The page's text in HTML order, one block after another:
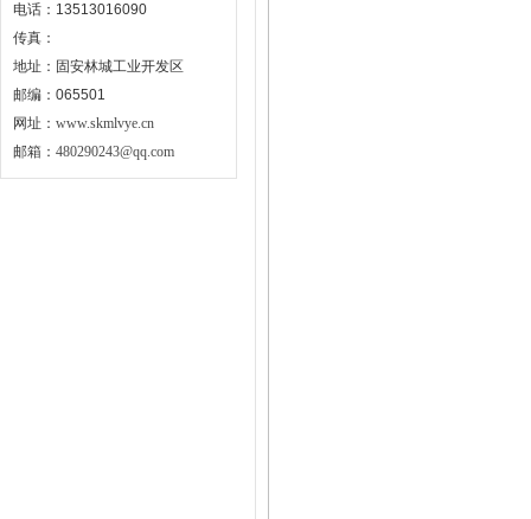
电话：13513016090
传真：
地址：固安林城工业开发区
邮编：065501
网址： www.skmlvye.cn
邮箱： 480290243@qq.com